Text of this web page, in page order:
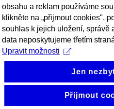
obsahu a reklam používáme
klikněte na „přijmout cookies",
souhlas k jejich uložení, správě
data neposkytujeme třetím
Upravit možnosti
Jen
Přijmout